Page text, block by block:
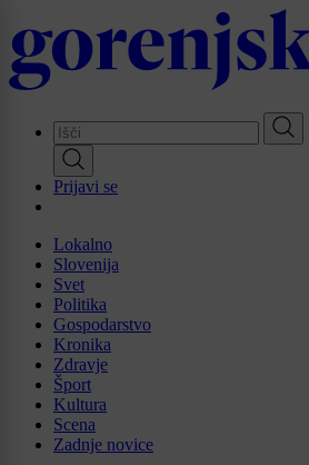
to
main
content
Prijavi se
Lokalno
Slovenija
Svet
Politika
Gospodarstvo
Kronika
Zdravje
Šport
Kultura
Scena
Zadnje novice